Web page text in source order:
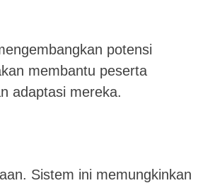
potensi
membantu peserta
adaptasi mereka.
Sistem ini memungkinkan